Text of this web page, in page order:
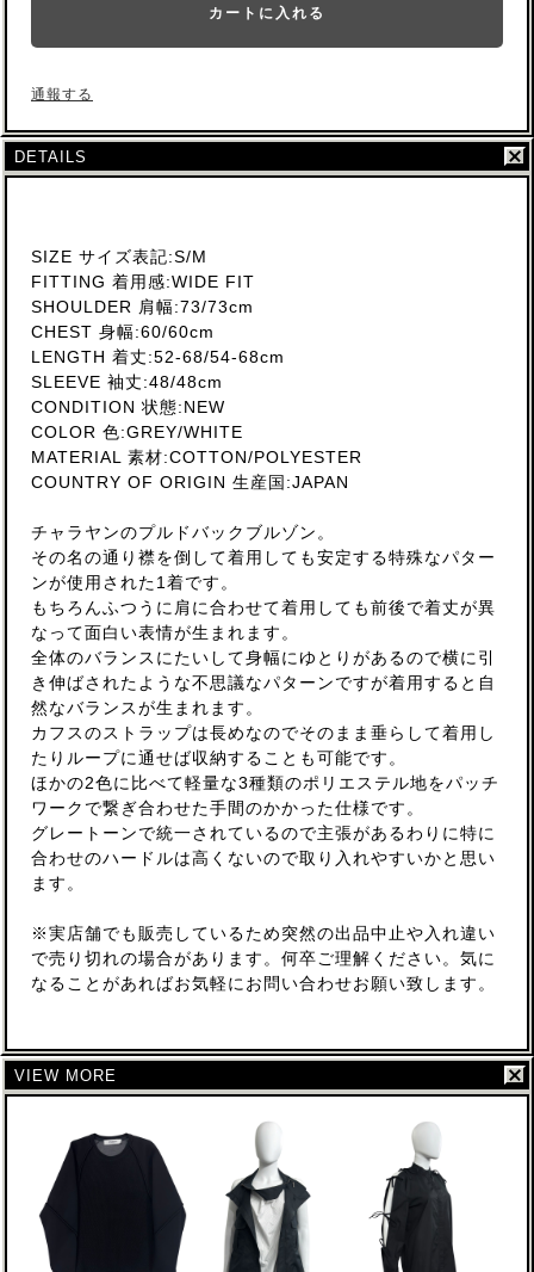
カートに入れる
通報する
DETAILS
SIZE サイズ表記:S/M
FITTING 着用感:WIDE FIT
SHOULDER 肩幅:73/73cm
CHEST 身幅:60/60cm
LENGTH 着丈:52-68/54-68cm
SLEEVE 袖丈:48/48cm
CONDITION 状態:NEW
COLOR 色:GREY/WHITE
MATERIAL 素材:COTTON/POLYESTER
COUNTRY OF ORIGIN 生産国:JAPAN
チャラヤンのプルドバックブルゾン。
その名の通り襟を倒して着用しても安定する特殊なパター
ンが使用された1着です。
もちろんふつうに肩に合わせて着用しても前後で着丈が異
なって面白い表情が生まれます。
全体のバランスにたいして身幅にゆとりがあるので横に引
き伸ばされたような不思議なパターンですが着用すると自
然なバランスが生まれます。
カフスのストラップは長めなのでそのまま垂らして着用し
たりループに通せば収納することも可能です。
ほかの2色に比べて軽量な3種類のポリエステル地をパッチ
ワークで繋ぎ合わせた手間のかかった仕様です。
グレートーンで統一されているので主張があるわりに特に
合わせのハードルは高くないので取り入れやすいかと思い
ます。
※実店舗でも販売しているため突然の出品中止や入れ違い
で売り切れの場合があります。何卒ご理解ください。気に
なることがあればお気軽にお問い合わせお願い致します。
VIEW MORE